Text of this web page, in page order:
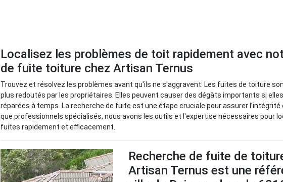
Localisez les problèmes de toit rapidement avec
de fuite toiture chez Artisan Ternus
Trouvez et résolvez les problèmes avant qu'ils ne s'aggravent. Les fuites de toiture
plus redoutés par les propriétaires. Elles peuvent causer des dégâts importants si
réparées à temps. La recherche de fuite est une étape cruciale pour assurer
que professionnels spécialisés, nous avons les outils et l'expertise nécessaires pour
fuites rapidement et efficacement.
Recherche de fuite de
Artisan Ternus est une